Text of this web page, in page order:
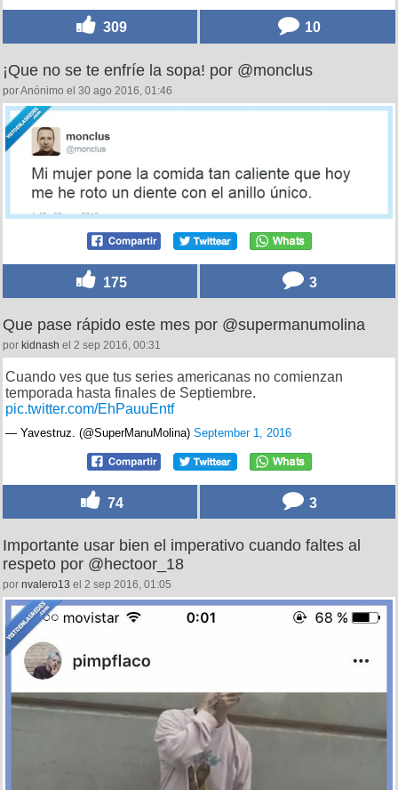
309 10
¡Que no se te enfríe la sopa! por @monclus
por Anónimo el 30 ago 2016, 01:46
175 3
Que pase rápido este mes por @supermanumolina
por kidnash el 2 sep 2016, 00:31
Cuando ves que tus series americanas no comienzan
temporada hasta finales de Septiembre.
pic.twitter.com/EhPauuEntf
— Yavestruz. (@SuperManuMolina) September 1, 2016
74 3
Importante usar bien el imperativo cuando faltes al
respeto por @hectoor_18
por nvalero13 el 2 sep 2016, 01:05